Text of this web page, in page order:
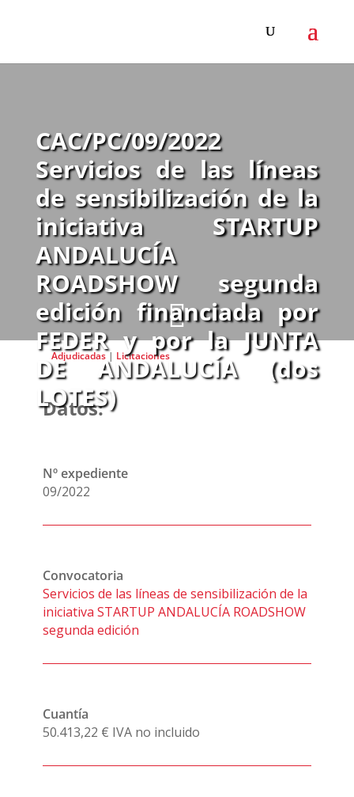

CAC/PC/09/2022
Servicios de las líneas
de sensibilización de la
iniciativa STARTUP
ANDALUCÍA
ROADSHOW segunda
edición financiada por
FEDER y por la JUNTA
DE ANDALUCÍA (dos
LOTES)
Adjudicadas| Licitaciones
Datos:
Nº expediente
09/2022
Convocatoria
Servicios de las líneas de sensibilización de la
iniciativa STARTUP ANDALUCÍA ROADSHOW
segunda edición
Cuantía
50.413,22 € IVA no incluido